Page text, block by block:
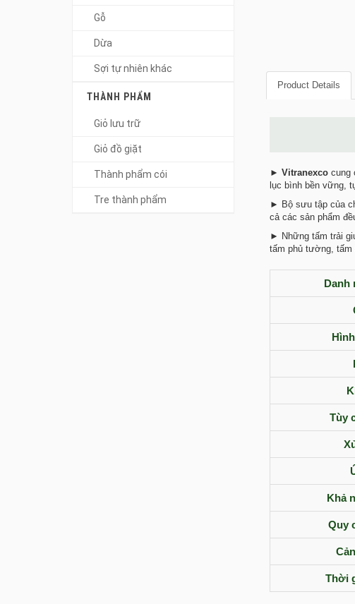
Product Details
► Vitranexcocung
lục bình bền vững,
► Bộ sưu tập của
cả các sản phẩm
► Những tấm trải
tấm phủ tường, tấm
Danh
Tùy
Khả
Quy
Thời
Gỗ
Dừa
Sợi tự nhiên khác
THÀNH PHẨM
Giỏ lưu trữ
Giỏ đồ giặt
Thành phẩm cói
Tre thành phẩm